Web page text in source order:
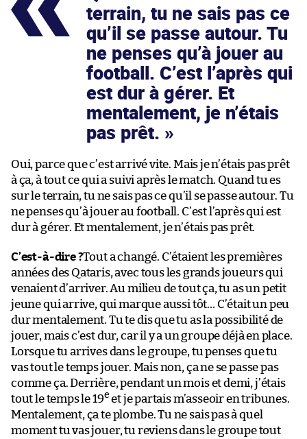
terrain, tu ne sais pas ce
qu’il se passe autour. Tu
ne penses qu’à jouer au
football. C’est l’après qui
est dur à gérer. Et
mentalement, je n’étais
pas prêt.
Oui, parce que c’est arrivé vite. Mais je n’étais pas prêt
à ça, à tout ce qui a suivi après le match. Quand tu es
sur le terrain, tu ne sais pas ce qu’il se passe autour. Tu
ne penses qu’à jouer au football. C’est l’après qui est
dur à gérer. Et mentalement, je n’étais pas prêt.
C’est-à-dire ?Tout a changé. C’étaient les premières
années des Qataris, avec tous les grands joueurs qui
venaient d’arriver. Au milieu de tout ça, tu as un petit
jeune qui arrive, qui marque aussi tôt… C’était un peu
dur mentalement. Tu te dis que tu as la possibilité de
jouer, mais c’est dur, car il y a un groupe déjà en place.
Lorsque tu arrives dans le groupe, tu penses que tu
vas tout le temps jouer. Mais non, ça ne se passe pas
comme ça. Derrière, pendant un mois et demi, j’étais
tout le temps le 19e et je partais m’asseoir en tribunes.
Mentalement, ça te plombe. Tu ne sais pas à quel
moment tu vas jouer, tu reviens dans le groupe tout